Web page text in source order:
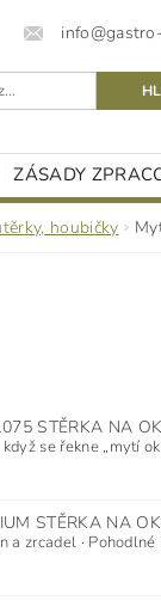
ZÁSADY
houbičky
STĚRKA NA
se řekne „mytí
STĚRKA NA
a zrcadel ·